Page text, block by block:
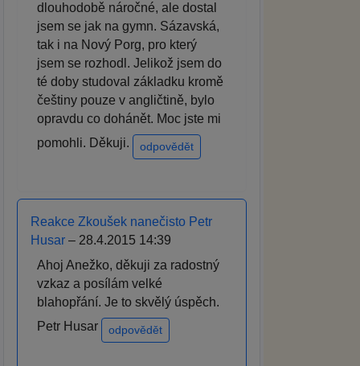
dlouhodobě náročné, ale dostal
jsem se jak na gymn. Sázavská,
tak i na Nový Porg, pro který
jsem se rozhodl. Jelikož jsem do
té doby studoval základku kromě
češtiny pouze v angličtině, bylo
opravdu co dohánět. Moc jste mi
pomohli. Děkuji.
odpovědět
Reakce Zkoušek nanečisto Petr
Husar – 28.4.2015 14:39
Ahoj Anežko, děkuji za radostný
vzkaz a posílám velké
blahopřání. Je to skvělý úspěch.
Petr Husar
odpovědět